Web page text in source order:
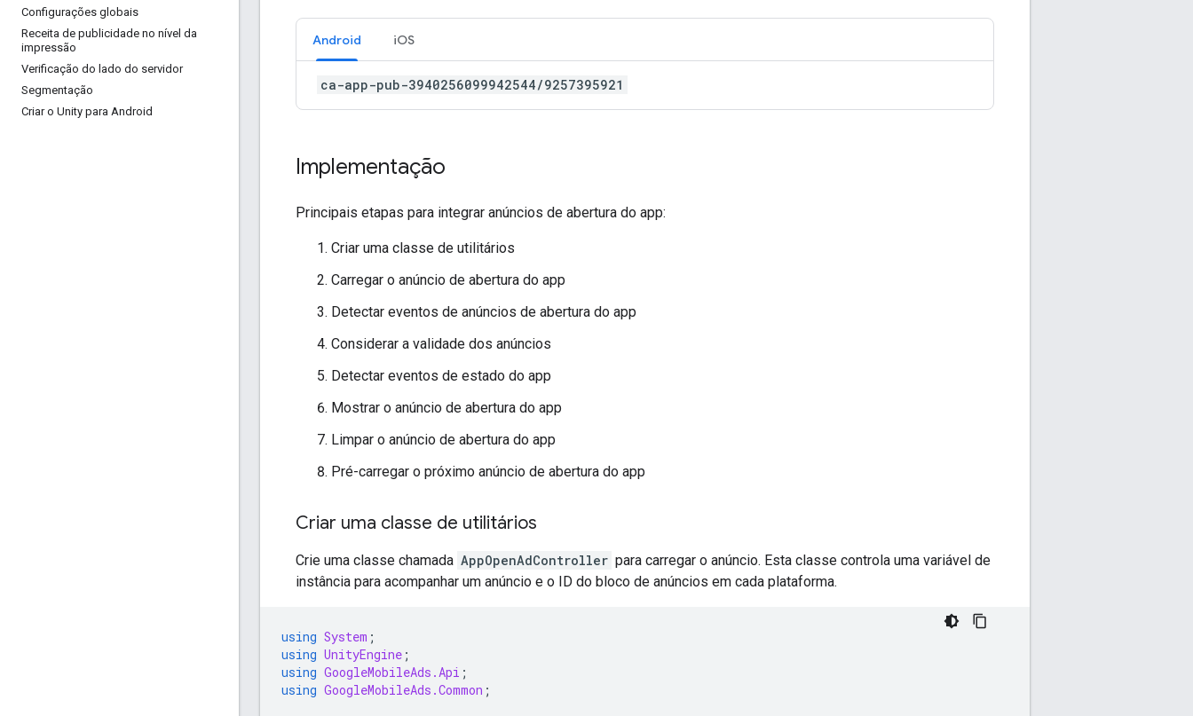
Configurações globais
Receita de publicidade no nível da
impressão
Verificação do lado do servidor
Segmentação
Criar o Unity para Android
Android iOS
ca-app-pub-3940256099942544/9257395921
Implementação
Principais etapas para integrar anúncios de abertura do app:
Criar uma classe de utilitários
Carregar o anúncio de abertura do app
Detectar eventos de anúncios de abertura do app
Considerar a validade dos anúncios
Detectar eventos de estado do app
Mostrar o anúncio de abertura do app
Limpar o anúncio de abertura do app
Pré-carregar o próximo anúncio de abertura do app
Criar uma classe de utilitários
Crie uma classe chamada AppOpenAdController para carregar o anúncio. Esta classe controla uma variável de
instância para acompanhar um anúncio e o ID do bloco de anúncios em cada plataforma.
using System ;
using UnityEngine ;
using GoogleMobileAds.Api ;
using GoogleMobileAds.Common ;